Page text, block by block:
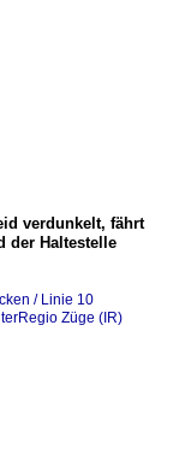
verdunkelt, fährt
der Haltestelle
/ Linie 10
Züge (IR)